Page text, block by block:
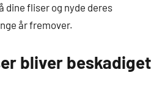
fliser og nyde deres
år fremover.
bliver beskadiget